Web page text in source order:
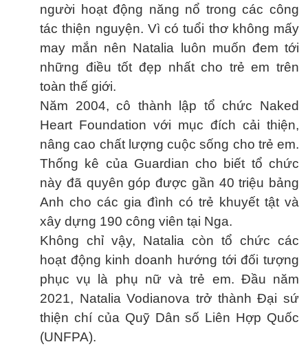
người hoạt động năng nổ trong các công
tác thiện nguyện. Vì có tuổi thơ không mấy
may mắn nên Natalia luôn muốn đem tới
những điều tốt đẹp nhất cho trẻ em trên
toàn thế giới.
Năm 2004, cô thành lập tổ chức Naked
Heart Foundation với mục đích cải thiện,
nâng cao chất lượng cuộc sống cho trẻ em.
Thống kê của Guardian cho biết tổ chức
này đã quyên góp được gần 40 triệu bảng
Anh cho các gia đình có trẻ khuyết tật và
xây dựng 190 công viên tại Nga.
Không chỉ vậy, Natalia còn tổ chức các
hoạt động kinh doanh hướng tới đối tượng
phục vụ là phụ nữ và trẻ em. Đầu năm
2021, Natalia Vodianova trở thành Đại sứ
thiện chí của Quỹ Dân số Liên Hợp Quốc
(UNFPA).